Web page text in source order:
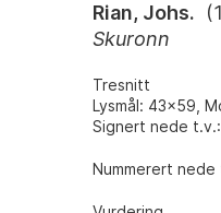
Rian, Johs. (
Skuronn
Tresnitt
Lysmål: 43x59,
Signert nede t.v.:
Nummerert nede